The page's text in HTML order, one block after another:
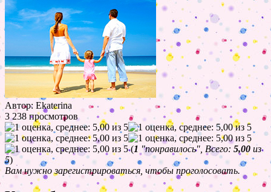
Автор: Ekaterina
3 238 просмотров
(1 "понравилось", Всего: 5,00 из
5)
Вам нужно зарегистрироваться, чтобы проголосовать.